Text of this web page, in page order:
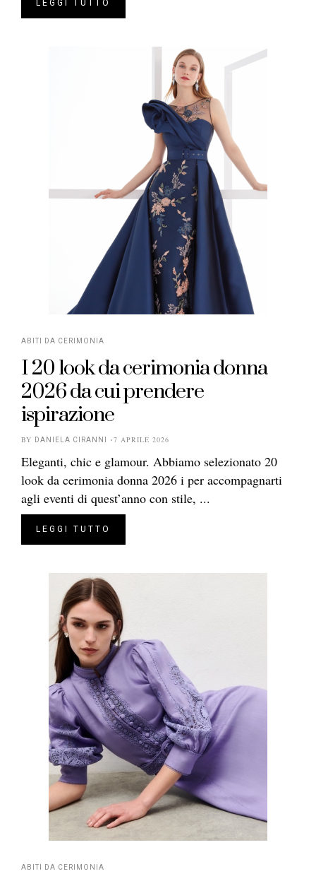
LEGGI TUTTO
ABITI DA CERIMONIA
I 20 look da cerimonia donna
2026 da cui prendere
ispirazione
BY DANIELA CIRANNI 7 APRILE 2026
Eleganti, chic e glamour. Abbiamo selezionato 20
look da cerimonia donna 2026 i per accompagnarti
agli eventi di quest’anno con stile, ...
LEGGI TUTTO
ABITI DA CERIMONIA